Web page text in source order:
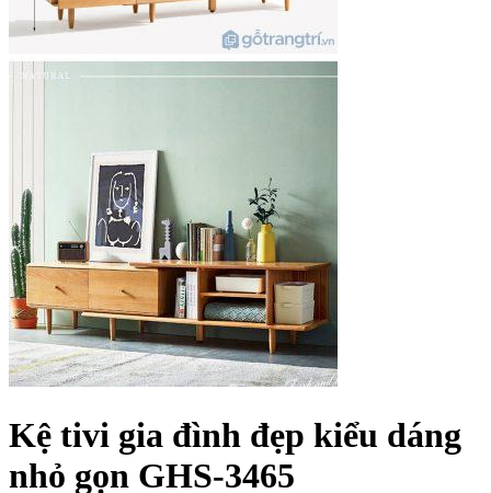
Kệ tivi gia đình đẹp kiểu dáng
nhỏ gọn GHS-3465